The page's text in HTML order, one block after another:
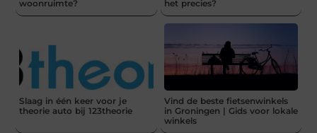
woonruimte? het precies?
Slaag in één keer voor je
theorie auto bij 123theorie
Vind de beste fietsenwinkels
in Groningen | Gids voor lokale
winkels